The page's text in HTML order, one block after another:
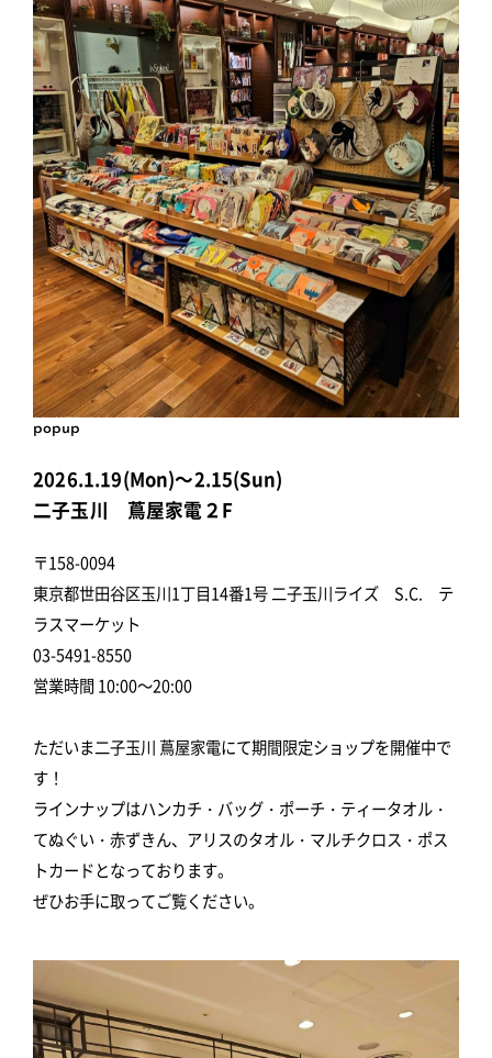
popup
2026.1.19(Mon)～2.15(Sun)
二子玉川 蔦屋家電２F
〒158-0094
東京都世田谷区玉川1丁目14番1号 二子玉川ライズ S.C. テ
ラスマーケット
03-5491-8550
営業時間 10:00～20:00
ただいま二子玉川 蔦屋家電にて期間限定ショップを開催中で
す！
ラインナップはハンカチ・バッグ・ポーチ・ティータオル・
てぬぐい・赤ずきん、アリスのタオル・マルチクロス・ポス
トカードとなっております。
ぜひお手に取ってご覧ください。